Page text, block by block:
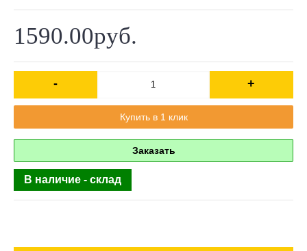
1590.00руб.
- +
Купить в 1 клик
Заказать
В наличие - склад